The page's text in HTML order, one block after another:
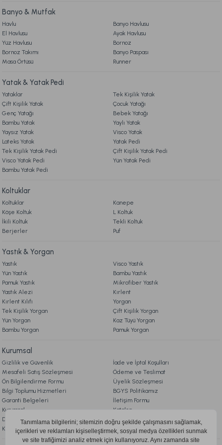
7. KAMPANYA & İNDİRİMLER
9. YATAK & KOLTUK SİPARİŞ VE İADE İŞLEMLERİ
Climate Yorgan Tek King Size - Beyaz
İndirim 3.499,00 TL
Yün Yorgan Çift Kişilik - Ekru
5.999,00 TL
Ücretsiz Kargo
Naturel Yorgan Tek Kişilik - Beyaz
%31
İndirim
2.599,00 TL
1.799,00 TL
Bambu Bebek Yorgan Beyaz - Bebek
2.969,00 TL
Festival Bambu Yorgan Çift King Size - Beyaz
4.199,00 TL
6.699,00 TL
Banyo & Mutfak
Havlu
Banyo Havlusu
El Havlusu
Ayak Havlusu
Yüz Havlusu
Bornoz
Bornoz Takımı
Banyo Paspası
Masa Örtüsü
Runner
Yatak & Yatak Pedi
Yataklar
Tek Kişilik Yatak
Çift Kişilik Yatak
Çocuk Yatağı
Genç Yatağı
Bebek Yatağı
Bambu Yatak
Yaylı Yatak
Yaysız Yatak
Visco Yatak
Lateks Yatak
Yatak Pedi
Tek Kişilik Yatak Pedi
Çift Kişilik Yatak Pedi
Visco Yatak Pedi
Yün Yatak Pedi
Bambu Yatak Pedi
Koltuklar
Koltuklar
Kanepe
Köşe Koltuk
L Koltuk
İkili Koltuk
Tekli Koltuk
Berjerler
Puf
Yastık & Yorgan
Yastık
Visco Yastık
Yün Yastık
Bambu Yastık
Pamuk Yastık
Mikrofiber Yastık
Yastık Alezi
Kırlent
Kırlent Kılıfı
Yorgan
Tek Kişilik Yorgan
Çift Kişilik Yorgan
Yün Yorgan
Kaz Tüyü Yorgan
Bambu Yorgan
Pamuk Yorgan
Kurumsal
Gizlilik ve Güvenlik
İade ve İptal Koşulları
Mesafeli Satış Sözleşmesi
Ödeme ve Teslimat
Ön Bilgilendirme Formu
Üyelik Sözleşmesi
Bilgi Toplumu Hizmetleri
BGYS Politikamız
Garanti Belgeleri
İletişim Formu
Kurumsal
Katalog
Doqu Blog
Çerez Politikası
KVKK Aydınlatma Metni